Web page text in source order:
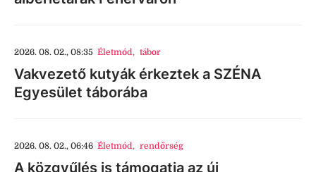
2026. 08. 02., 08:35 Életmód, tábor
Vakvezető kutyák érkeztek a SZÉNA
Egyesület táborába
2026. 08. 02., 06:46 Életmód, rendőrség
A közgyűlés is támogatja az új